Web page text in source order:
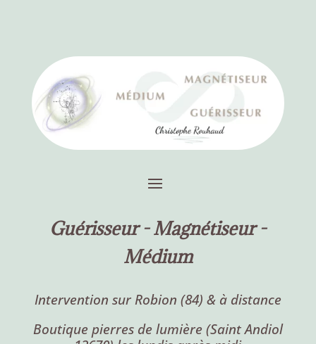
Guérisseur -Magnétiseur -
Médium
Intervention sur Robion (84) & à distance
Boutique pierres de lumière (Saint Andiol